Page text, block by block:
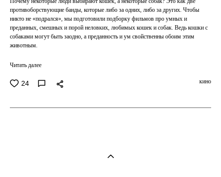
противоборствующие банды, которые либо за одних, либо за других. Чтобы
никто не «подрался», мы подготовили подборку фильмов про умных и
преданных, смешных и порой неловких, любимых кошек и собак. Ведь кошки с
собаками могут быть заодно, а преданность и ум свойственны обоим этим
животным.
Читать далее
24 кино